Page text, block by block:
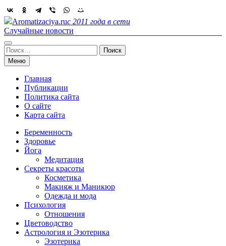
Skip
to
content
Aromatizaciya.ruс 2011 года в сети
Случайные новости
Найти:
Меню
Главная
Публикации
Политика сайта
О сайте
Карта сайта
Беременность
Здоровье
Йога
Медитация
Секреты красоты
Косметика
Макияж и Маникюр
Одежда и мода
Психология
Отношения
Цветоводство
Астрология и Эзотерика
Эзотерика